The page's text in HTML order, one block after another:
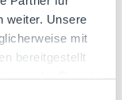
weiter. Unsere
mit
bereitgestellt
und
zur